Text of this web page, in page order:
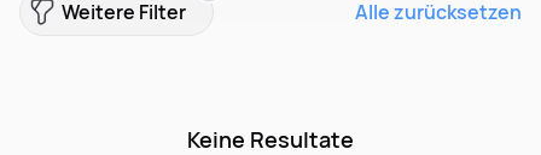
Weitere Filter Alle zurücksetzen
Keine Resultate